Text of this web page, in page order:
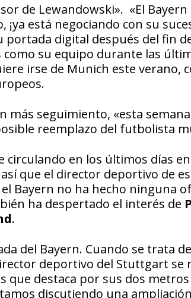
de Lewandowski». «El
¡ya está negociando con su
portada digital después del fin
como su equipo durante las
irse de Munich este verano,
más seguimiento, «esta
reemplazo del futbolista
circulando en los últimos días
que el director deportivo de
Bayern no ha hecho ninguna
ha despertado el interés de
.
del Bayern. Cuando se trata
deportivo del Stuttgart
que destaca por sus dos
discutiendo una